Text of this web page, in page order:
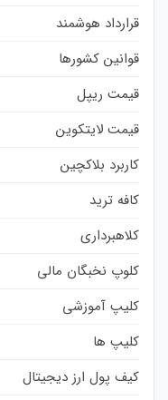
قرارداد هوشمند
قوانین کشورها
قیمت ریپل
قیمت لایتکوین
کاربرد بلاکچین
کافه ترید
کلاهبرداری
کلوپ نخبگان مالی
کلیپ آموزشی
کلیپ ها
کیف پول ارز دیجیتال